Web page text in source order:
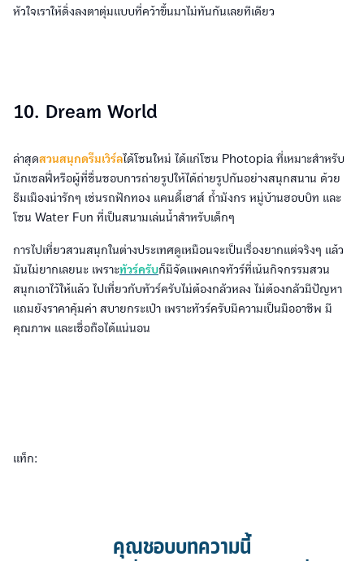
หัวใจเราให้ดิ่งลงตาตุ่มแบบที่คว้าขึ้นมาไม่ทันกันเลยทีเดียว
10. Dream World
ล่าสุดสวนสนุกดรีมเวิร์ลได้โซนใหม่ ได้แก่โซน Photopia ที่เหมาะสำหรับ
นักเซลฟี่หรือผู้ที่ชื่นชอบการถ่ายรูปให้ได้ถ่ายรูปกันอย่างสนุกสนาน ด้วย
ธีมเมืองน่ารักๆ เช่นรถฟักทอง แคนดี้เฮาส์ ถ้ำมังกร หมู่บ้านฮอบบิท และ
โซน Water Fun ที่เป็นสนามเล่นน้ำสำหรับเด็กๆ
การไปเที่ยวสวนสนุกในต่างประเทศดูเหมือนจะเป็นเรื่องยากแต่จริงๆ แล้ว
มันไม่ยากเลยนะ เพราะทัวร์ครับก็มีจัดแพคเกจทัวร์ที่เน้นกิจกรรมสวน
สนุกเอาไว้ให้แล้ว ไปเที่ยวกับทัวร์ครับไม่ต้องกลัวหลง ไม่ต้องกลัวมีปัญหา
แถมยังราคาคุ้มค่า สบายกระเป๋า เพราะทัวร์ครับมีความเป็นมืออาชีพ มี
คุณภาพ และเชื่อถือได้แน่นอน
แท็ก:
คุณชอบบทความนี้